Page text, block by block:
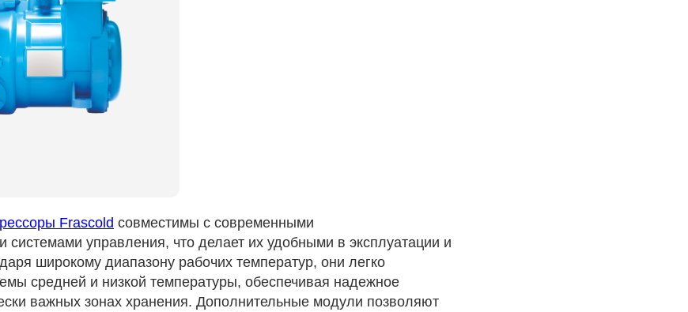
Frascold совместимы с современными
системами управления, что делает их удобными в эксплуатации и
широкому диапазону рабочих температур, они легко
средней и низкой температуры, обеспечивая надежное
важных зонах хранения. Дополнительные модули позволяют